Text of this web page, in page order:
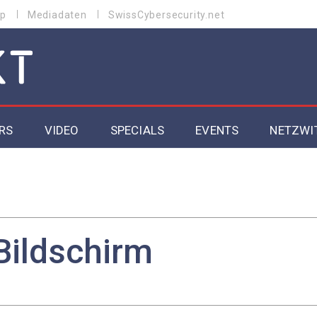
Mediadaten SwissCybersecurity.net
VIDEO SPECIALS EVENTS